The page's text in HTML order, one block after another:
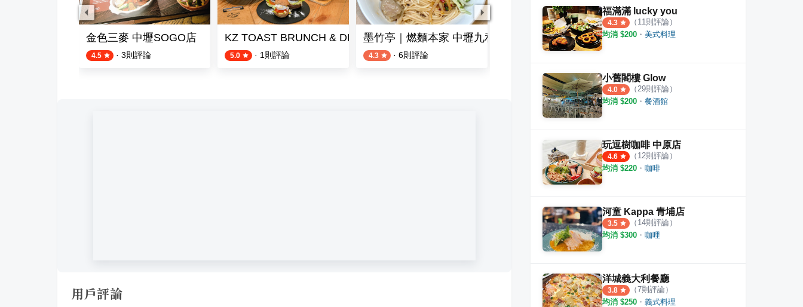
事鮮果茶 中壢SOGO店金色三麥 中壢SOGO店
4.5 · 3則評論
KZ TOAST BRUNCH & DINING
5.0 · 1 則評論
墨竹亭｜燃麵本家 中壢九和店
4.3 · 6則評論
胖老爹美式炸雞 唐記米干新生店
用戶評論
福滿滿 lucky you
4.3 （ 11則評論）
均消 $200 ・ 美式料理
小舊閣樓 Glow
4.0 （29則評論）
均消 $200 ・ 餐酒館
玩逗樹咖啡 中原店
4.6 （ 12則評論）
均消 $220 ・ 咖啡
河童 Kappa 青埔店
3.5 （ 14則評論）
均消 $300 ・ 咖哩
洋城義大利餐廳
3.8 （7則評論）
均消 $250 ・ 義式料理